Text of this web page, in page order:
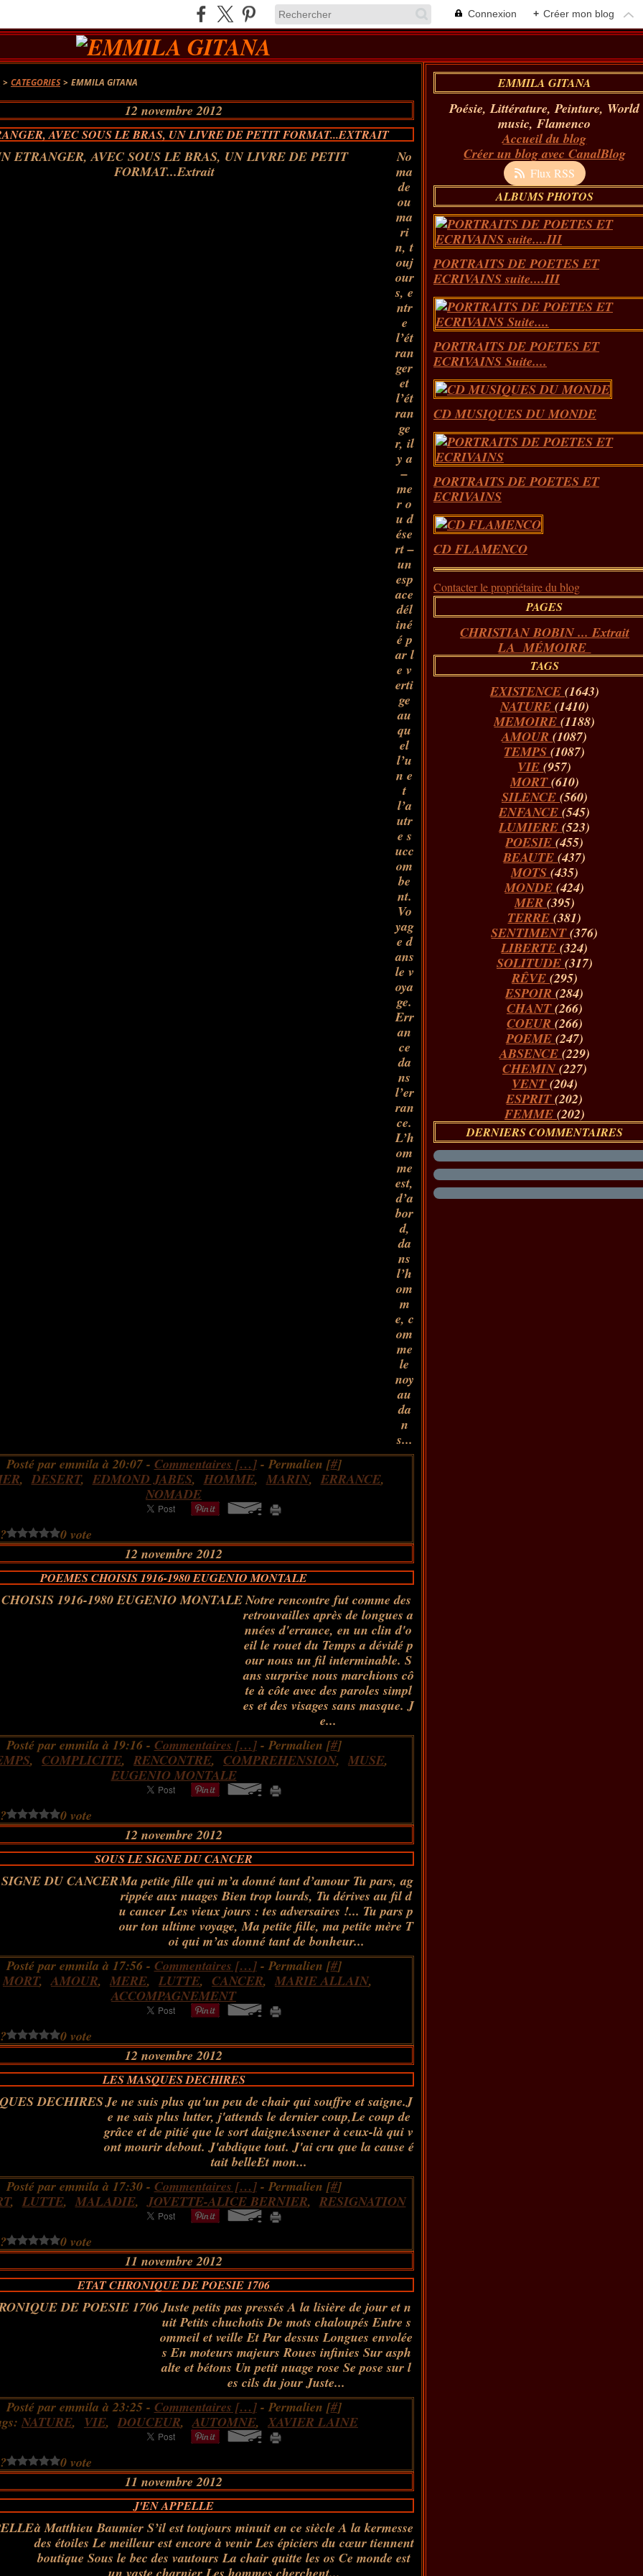
Connexion + Créer mon blog
> CATEGORIES > EMMILA GITANA
12 novembre 2012
AVEC SOUS LE BRAS, UN LIVRE DE PETIT FORMAT...EXTRAIT
No
ma
de
ou
ma
ri
n, t
ouj
our
s, e
ntr
e
l’ét
ran
ger
et
l’ét
ran
ge
r, il
y a
–
me
r o
u d
ése
rt –
un
esp
ace
dél
iné
é p
ar l
e v
erti
ge
au
qu
el
l’u
n e
t
l’a
utr
e s
ucc
om
be
nt.
Vo
yag
e d
ans
le v
oya
ge.
Err
an
ce
da
ns
l’er
ran
ce.
L’h
om
me
est,
d’a
bor
d,
da
ns
l’h
om
m
e, c
om
me
le
noy
au
da
n
s...
Posté par emmila à 20:07 - Commentaires […]- Permalien [#]
,DESERT, EDMOND JABES, HOMME, MARIN, ERRANCE,
NOMADE
0 vote
12 novembre 2012
POEMES CHOISIS 1916-1980 EUGENIO MONTALE
Notre rencontre fut comme des
retrouvailles après de longues a
nnées d'errance, en un clin d'o
eil le rouet du Temps a dévidé p
our nous un fil interminable. S
ans surprise nous marchions cô
te à côte avec des paroles simpl
es et des visages sans masque. J
e...
Posté par emmila à 19:16 - Commentaires […]- Permalien [#]
, COMPLICITE, RENCONTRE, COMPREHENSION, MUSE,
EUGENIO MONTALE
0 vote
12 novembre 2012
SOUS LE SIGNE DU CANCER
Ma petite fille qui m’a donné tant d’amour Tu pars, ag
rippée aux nuages Bien trop lourds, Tu dérives au fil d
u cancer Les vieux jours : tes adversaires !... Tu pars p
our ton ultime voyage, Ma petite fille, ma petite mère T
oi qui m’as donné tant de bonheur...
Posté par emmila à 17:56 - Commentaires […]- Permalien [#]
MORT,AMOUR, MERE, LUTTE, CANCER, MARIE ALLAIN,
ACCOMPAGNEMENT
0 vote
12 novembre 2012
LES MASQUES DECHIRES
Je ne suis plus qu'un peu de chair qui souffre et saigne.J
e ne sais plus lutter, j'attends le dernier coup,Le coup de
grâce et de pitié que le sort daigneAssener à ceux-là qui v
ont mourir debout. J'abdique tout. J'ai cru que la cause é
tait belleEt mon...
Posté par emmila à 17:30 - Commentaires […]- Permalien [#]
, LUTTE, MALADIE,JOVETTE-ALICE BERNIER, RESIGNATION
0 vote
11 novembre 2012
ETAT CHRONIQUE DE POESIE 1706
Juste petits pas pressés A la lisière de jour et n
uit Petits chuchotis De mots chaloupés Entre s
ommeil et veille Et Par dessus Longues envolée
s En moteurs majeurs Roues infinies Sur asph
alte et bétons Un petit nuage rose Se pose sur l
es cils du jour Juste...
Posté par emmila à 23:25 - Commentaires […]- Permalien [#]
NATURE, VIE,DOUCEUR,AUTOMNE, XAVIER LAINE
0 vote
11 novembre 2012
J'EN APPELLE
à Matthieu Baumier S’il est toujours minuit en ce siècle A la kermesse
des étoiles Le meilleur est encore à venir Les épiciers du cœur tiennent
boutique Sous le bec des vautours La chair quitte les os Ce monde est
EMMILA GITANA
Poésie, Littérature, Peinture, World
music, Flamenco
Accueil du blog
Créer un blog avec CanalBlog
Flux RSS
ALBUMS PHOTOS
PORTRAITS DE POETES ET
ECRIVAINS suite....III
PORTRAITS DE POETES ET
ECRIVAINS Suite....
CD MUSIQUES DU MONDE
PORTRAITS DE POETES ET
ECRIVAINS
CD FLAMENCO
Contacter le propriétaire du blog
PAGES
CHRISTIAN BOBIN ... Extrait
LA MÉMOIRE
TAGS
EXISTENCE (1643)
NATURE (1410)
MEMOIRE(1188)
AMOUR(1087)
TEMPS(1087)
VIE(957)
MORT(610)
SILENCE (560)
ENFANCE(545)
LUMIERE(523)
POESIE(455)
BEAUTE(437)
MOTS (435)
MONDE(424)
MER (395)
TERRE(381)
SENTIMENT(376)
LIBERTE(324)
SOLITUDE (317)
RÊVE (295)
ESPOIR(284)
CHANT(266)
COEUR (266)
POEME (247)
ABSENCE (229)
CHEMIN(227)
VENT(204)
ESPRIT(202)
FEMME (202)
DERNIERS COMMENTAIRES